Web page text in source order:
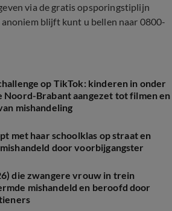
via de gratis opsporingstiplijn
blijft kunt u bellen naar 0800-
op TikTok: kinderen in onder
Noord-Brabant aangezet tot filmen en
mishandeling
met haar schoolklas op straat en
door voorbijgangster
die zwangere vrouw in trein
mishandeld en beroofd door